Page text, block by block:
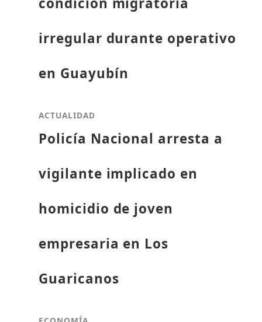
irregular durante operativo
en Guayubín
ACTUALIDAD
Policía Nacional arresta a
vigilante implicado en
homicidio de joven
empresaria en Los
Guaricanos